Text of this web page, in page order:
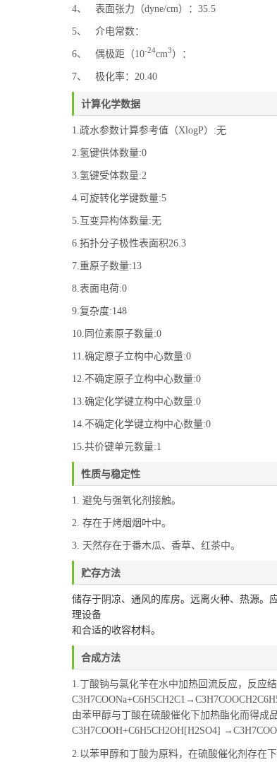
4、 表面张力（dyne/cm）：35.5
5、 介电常数：
6、 偶极距（10-24cm3）：
7、 极化率：20.40
计算化学数据
1.疏水参数计算参考值（XlogP）:无
2.氢键供体数量:0
3.氢键受体数量:2
4.可旋转化学键数量:5
5.互变异构体数量:无
6.拓扑分子极性表面积26.3
7.重原子数量:13
8.表面电荷:0
9.复杂度:148
10.同位素原子数量:0
11.确定原子立构中心数量:0
12.不确定原子立构中心数量:0
13.确定化学键立构中心数量:0
14.不确定化学键立构中心数量:0
15.共价键单元数量:1
性质与稳定性
1. 避免与强氧化剂接触。
2. 存在于烤烟烟叶中。
3. 天然存在于番木瓜、香草、红茶中。
贮存方法
储存于阴凉、通风的库房。远离火种、热源。
理设备
和合适的收容材料。
合成方法
1.丁酸钠与氯化苄在水中加热回流反应，反应
由苯甲醇与丁酸在硫酸催化下加热酯化而得成品
C3H7COOH+C6H5CH2OH[H2SO4]
2. 以苯甲醇和丁酸为原料，在硫酸催化剂存在